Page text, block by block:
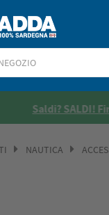
SALDI! Fino al -
NAUTICA